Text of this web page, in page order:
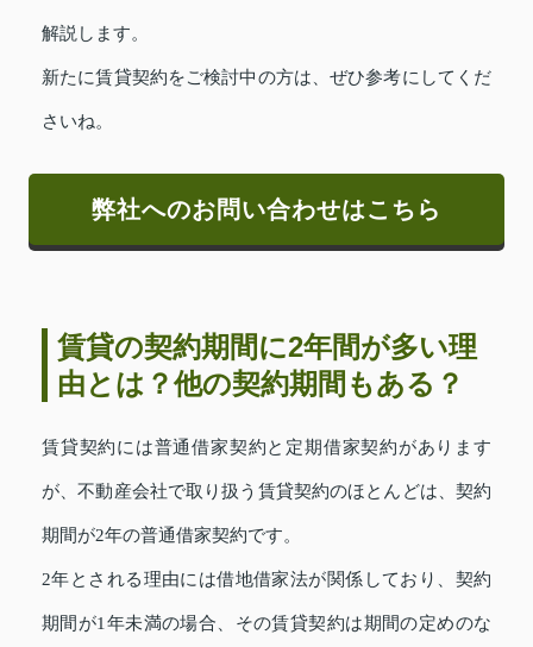
解説します。
新たに賃貸契約をご検討中の方は、ぜひ参考にしてくだ
さいね。
弊社へのお問い合わせはこちら
賃貸の契約期間に2年間が多い理
由とは？他の契約期間もある？
賃貸契約には普通借家契約と定期借家契約があります
が、不動産会社で取り扱う賃貸契約のほとんどは、契約
期間が2年の普通借家契約です。
2年とされる理由には借地借家法が関係しており、契約
期間が1年未満の場合、その賃貸契約は期間の定めのな